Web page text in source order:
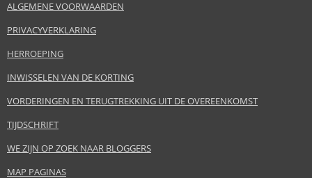
ALGEMENE VOORWAARDEN
PRIVACYVERKLARING
HERROEPING
INWISSELEN VAN DE KORTING
VORDERINGEN EN TERUGTREKKING UIT DE OVEREENKOMST
TIJDSCHRIFT
WE ZIJN OP ZOEK NAAR BLOGGERS
MAP PAGINAS